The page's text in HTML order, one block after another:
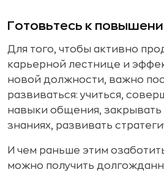
Готовьтесь к
Для того, чтобы активно
карьерной лестнице и
новой должности, важно
развиваться: учиться,
навыки общения, закрывать
знаниях, развивать
И чем раньше этим
можно получить